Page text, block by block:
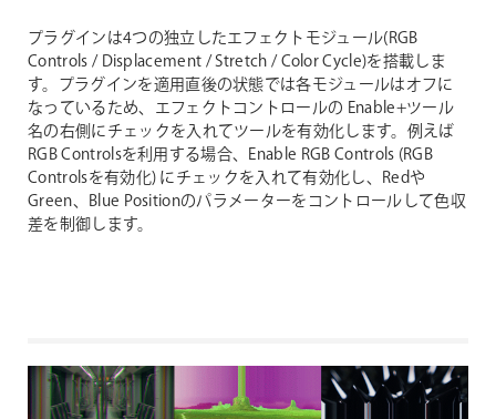
プラグインは4つの独立したエフェクトモジュール(RGB
Controls / Displacement / Stretch / Color Cycle)を搭載しま
す。プラグインを適用直後の状態では各モジュールはオフに
なっているため、エフェクトコントロールの Enable+ツール
名の右側にチェックを入れてツールを有効化します。例えば
RGB Controlsを利用する場合、Enable RGB Controls (RGB
Controlsを有効化) にチェックを入れて有効化し、Redや
Green、Blue Positionのパラメーターをコントロールして色収
差を制御します。